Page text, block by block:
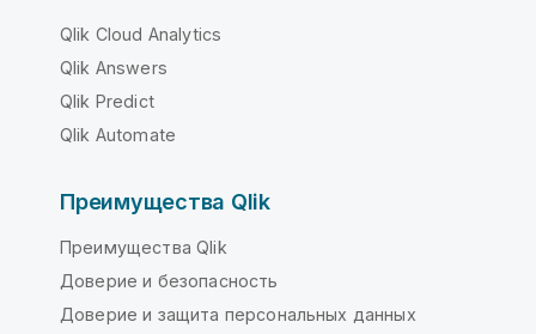
Qlik Cloud Analytics
Qlik Answers
Qlik Predict
Qlik Automate
Преимущества Qlik
Преимущества Qlik
Доверие и безопасность
Доверие и защита персональных данных